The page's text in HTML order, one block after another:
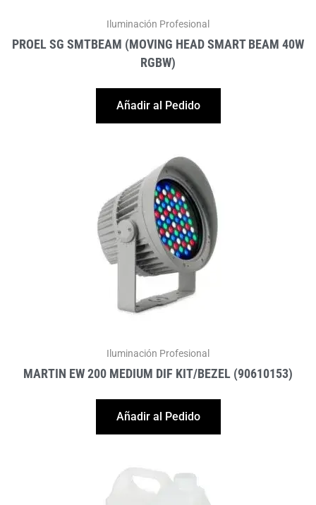
Iluminación Profesional
PROEL SG SMTBEAM (MOVING HEAD SMART BEAM 40W
RGBW)
Añadir al Pedido
Iluminación Profesional
MARTIN EW 200 MEDIUM DIF KIT/BEZEL (90610153)
Añadir al Pedido